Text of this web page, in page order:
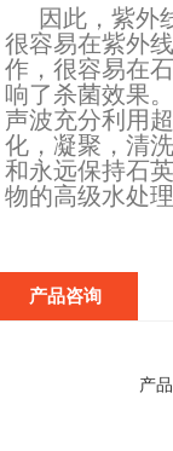
因此，紫外
很容易在紫外
作，很容易在
响了杀菌效果
声波充分利用
化，凝聚，清
和永远保持石
物的高级水处
产品咨询
产